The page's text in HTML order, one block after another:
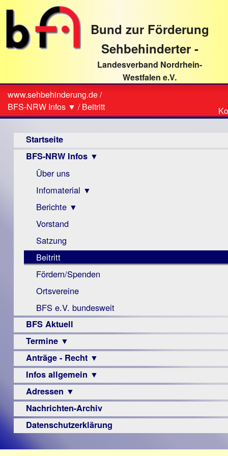
direkt
Textinhalt
Bund zur Förderung
Sehbehinderter -
Landesverband Nordrhein-
Westfalen e.V.
Sie
sind
hier
www.sehbehinderung.de/
BFS-NRW Infos ▼ /Beitritt
Startseite
BFS-NRW Infos ▼
Über uns
Infomaterial ▼
Visus
Zeitschrift
Monokular
Mac
Instagram-
Links
Berichte ▼
Archiv
Berichte
Vorstand
Satzung
Beitritt
Fördern/Spenden
Ortsvereine
BFS e.V. bundesweit
BFS Aktuell
Termine ▼
Veranstaltungsprogramme
Anträge - Recht ▼
Archiv
Urteile
Infos allgemein ▼
Sehbehinderung
Frühförderung
Schule
–
Adressen ▼
Augenoptiker
Berufsbildungswerke
Nachrichten-Archiv
Datenschutzerklärung